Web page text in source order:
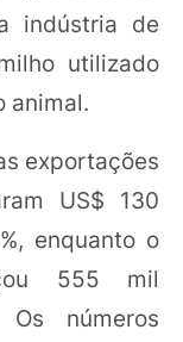
indústria de
utilizado
animal.
exportações
US$ 130
enquanto o
555 mil
números